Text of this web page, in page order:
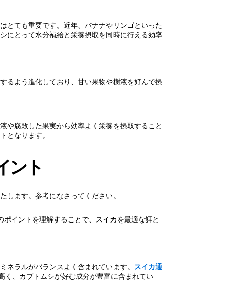
とても重要です。近年、バナナやリンゴといった
にとって水分補給と栄養摂取を同時に行える効率
るよう進化しており、甘い果物や樹液を好んで摂
や腐敗した果実から効率よく栄養を摂取すること
となります。
ント
します。参考になさってください。
イントを理解することで、スイカを最適な餌と
ラルがバランスよく含まれています。
スイカ通
く、カブトムシが好む成分が豊富に含まれてい